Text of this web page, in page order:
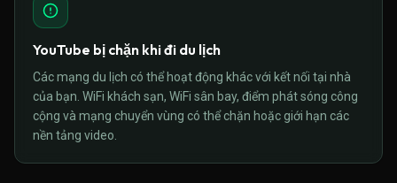
YouTube bị chặn khi đi du lịch
Các mạng du lịch có thể hoạt động khác với kết nối tại nhà
của bạn. WiFi khách sạn, WiFi sân bay, điểm phát sóng công
cộng và mạng chuyển vùng có thể chặn hoặc giới hạn các
nền tảng video.